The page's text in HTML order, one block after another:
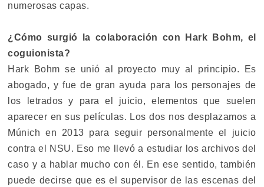
numerosas capas.
¿Cómo surgió la colaboración con Hark Bohm, el
coguionista?
Hark Bohm se unió al proyecto muy al principio. Es
abogado, y fue de gran ayuda para los personajes de
los letrados y para el juicio, elementos que suelen
aparecer en sus películas. Los dos nos desplazamos a
Múnich en 2013 para seguir personalmente el juicio
contra el NSU. Eso me llevó a estudiar los archivos del
caso y a hablar mucho con él. En ese sentido, también
puede decirse que es el supervisor de las escenas del